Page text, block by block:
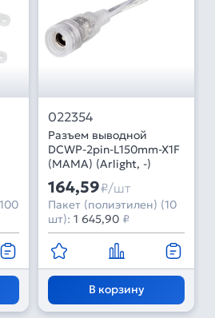
022354
Разъем выводной
DCWP-2pin-L150mm-X1F
(MAMA) (Arlight, -)
164,59₽/шт
Пакет (полиэтилен) (10
шт): 1 645,90 ₽
В корзину